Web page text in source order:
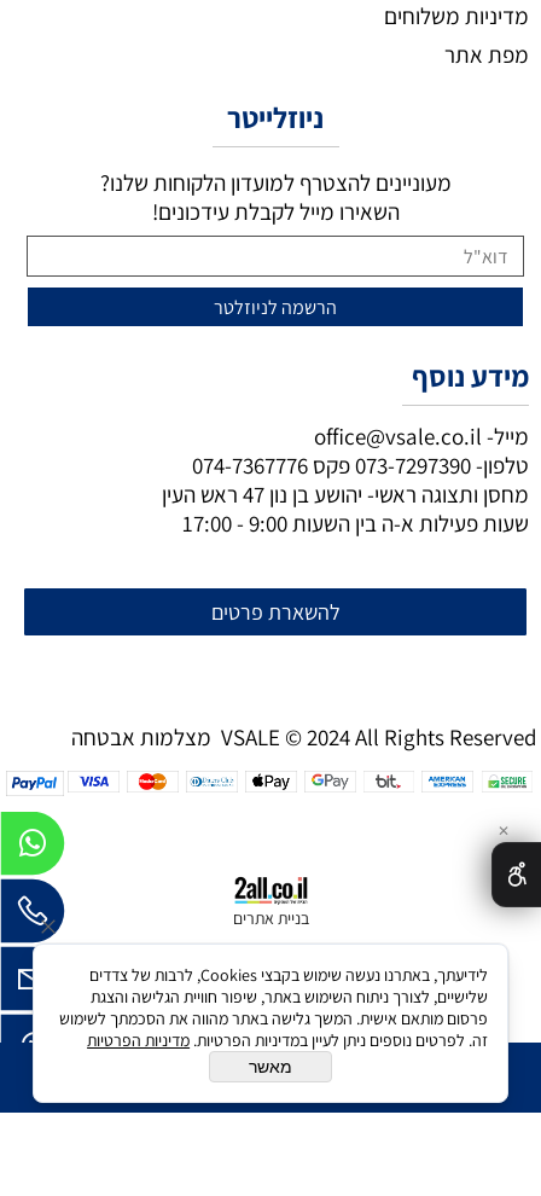
הוסף לסל
מדיניות משלוחים
מפת אתר
ניוזלייטר
מעוניינים להצטרף למועדון הלקוחות שלנו?
השאירו מייל לקבלת עידכונים!
מידע נוסף
מייל- office@vsale.co.il
טלפון-073-7297390פקס 074-7367776
מחסן ותצוגה ראשי- יהושע בן נון 47 ראש העין
שעות פעילות א-ה בין השעות 9:00 - 17:00
להשארת פרטים
מצלמות אבטחה VSALE © 2024 All Rights Reserved
בניית אתרים
✕
לידיעתך, באתרנו נעשה שימוש בקבצי Cookies, לרבות של צדדים
שלישיים, לצורך ניתוח השימוש באתר, שיפור חוויית הגלישה והצגת
פרסום מותאם אישית. המשך גלישה באתר מהווה את הסכמתך לשימוש
זה. לפרטים נוספים ניתן לעיין במדיניות הפרטיות. מדיניות הפרטיות
מאשר